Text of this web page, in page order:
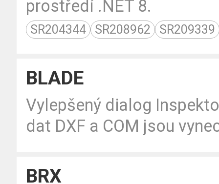
prostředí .NET 8.
SR204344 SR208962 SR209339
BLADE
Vylepšený dialog
dat DXF a COM jsou
BRX